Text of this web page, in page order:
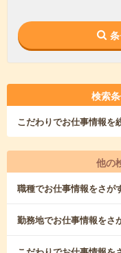
検索
こだわりでお仕事情報を
他の
職種でお仕事情報をさが
勤務地でお仕事情報をさ